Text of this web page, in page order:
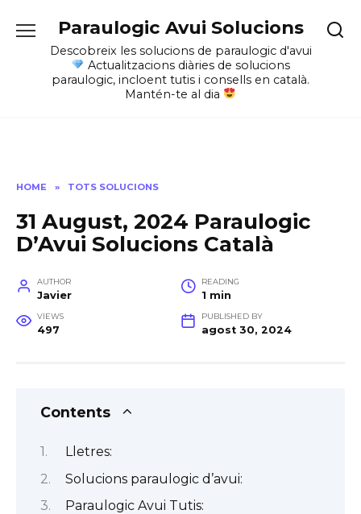
content
Paraulogic Avui Solucions
Descobreix les solucions de paraulogic d'avui
Actualitzacions diàries de solucions
paraulogic, incloent tutis i consells en català.
Mantén-te al dia
HOME » TOTS SOLUCIONS
31 August, 2024 Paraulogic
D’Avui Solucions Català
AUTHOR
Javier
READING
1 min
VIEWS
497
PUBLISHED BY
agost 30, 2024
Contents
Lletres:
Solucions paraulogic d’avui:
Paraulogic Avui Tutis: